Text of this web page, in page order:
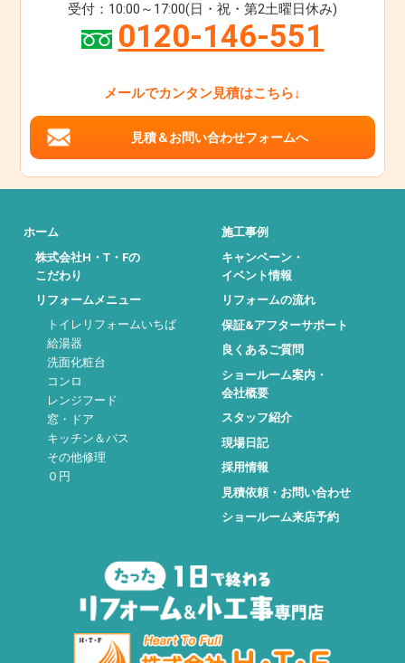
受付：10:00～17:00(日・祝・第2土曜日休み)
0120-146-551
メールでカンタン見積はこちら↓
見積＆お問い合わせフォームへ
ホーム
株式会社H・T・Fの
こだわり
リフォームメニュー
トイレリフォームいちば
給湯器
洗面化粧台
コンロ
レンジフード
窓・ドア
キッチン＆バス
その他修理
０円
施工事例
キャンペーン・
イベント情報
リフォームの流れ
保証&アフターサポート
良くあるご質問
ショールーム案内・
会社概要
スタッフ紹介
現場日記
採用情報
見積依頼・お問い合わせ
ショールーム来店予約